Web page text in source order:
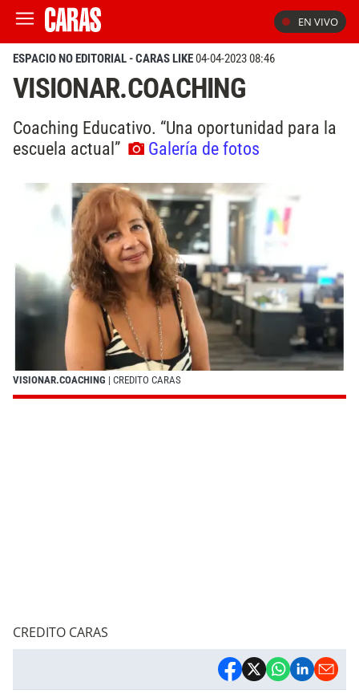
EN VIVO
ESPACIO NO EDITORIAL - CARAS LIKE04-04-2023 08:46
VISIONAR.COACHING
Coaching Educativo. “Una oportunidad para la
escuela actual”
Galería de fotos
VISIONAR.COACHING | CREDITO CARAS
CREDITO CARAS